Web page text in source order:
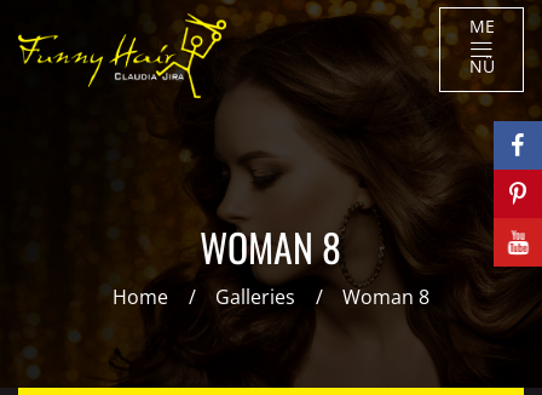
ME
NÜ
WOMAN 8
Home Galleries Woman 8